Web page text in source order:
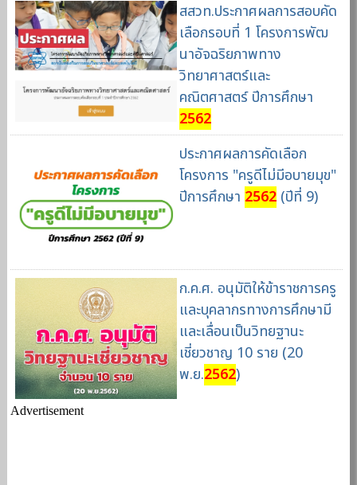
สสวท.ประกาศผลการสอบคัด
เลือกรอบที่ 1 โครงการพัฒ
นาอัจฉริยภาพทาง
วิทยาศาสตร์และ
คณิตศาสตร์ ปีการศึกษา
2562
ประกาศผลการคัดเลือก
โครงการ "ครูดีไม่มีอบายมุข"
ปีการศึกษา 2562(ปีที่ 9)
ก.ค.ศ. อนุมัติให้ข้าราชการครู
และบุคลากรทางการศึกษามี
และเลื่อนเป็นวิทยฐานะ
เชี่ยวชาญ 10 ราย (20
พ.ย.2562)
Advertisement